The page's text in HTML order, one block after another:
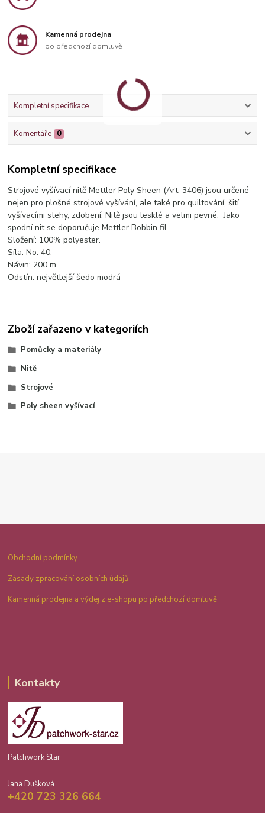
Kamenná prodejna
po předchozí domluvě
Kompletní specifikace
Komentáře 0
Kompletní specifikace
Strojové vyšívací nitě Mettler Poly Sheen (Art. 3406) jsou určené
nejen pro plošné strojové vyšívání, ale také pro quiltování, šití
vyšívacími stehy, zdobení. Nitě jsou lesklé a velmi pevné. Jako
spodní nit se doporučuje Mettler Bobbin fil.
Složení: 100% polyester.
Síla: No. 40.
Návin: 200 m.
Odstín: největlejší šedo modrá
Zboží zařazeno v kategoriích
Pomůcky a materiály
Nitě
Strojové
Poly sheen vyšívací
Obchodní podmínky
Zásady zpracování osobních údajů
Kamenná prodejna a výdej z e-shopu po předchozí domluvě
Kontakty
Patchwork Star
Jana Dušková
+420 723 326 664